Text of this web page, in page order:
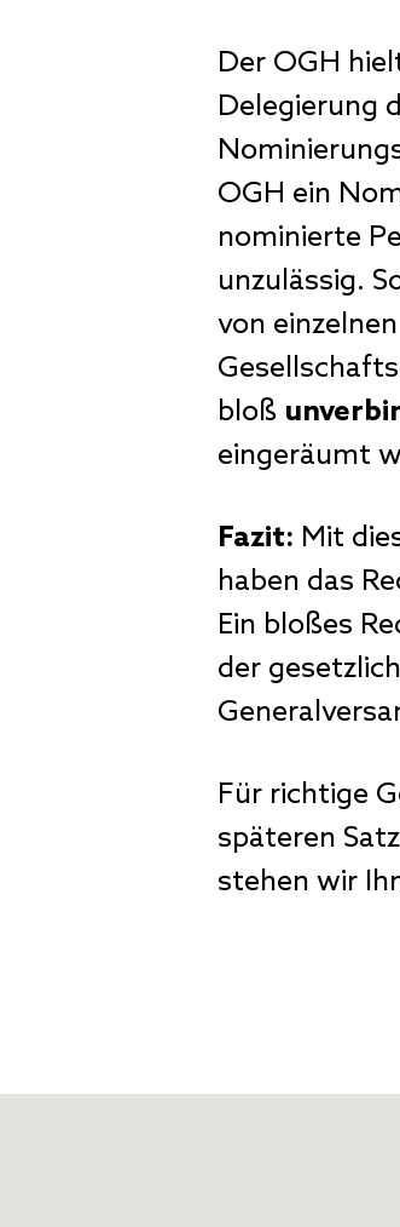
Der OGH
Delegierung
OGH ein
nominierte
unzulässig.
von
bloß
eingeräumt
Fazit: Mit
haben das
Ein bloßes
der
Für richtige
späteren
stehen wir